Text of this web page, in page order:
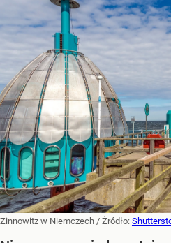
Zinnowitz w Niemczech / Źródło: